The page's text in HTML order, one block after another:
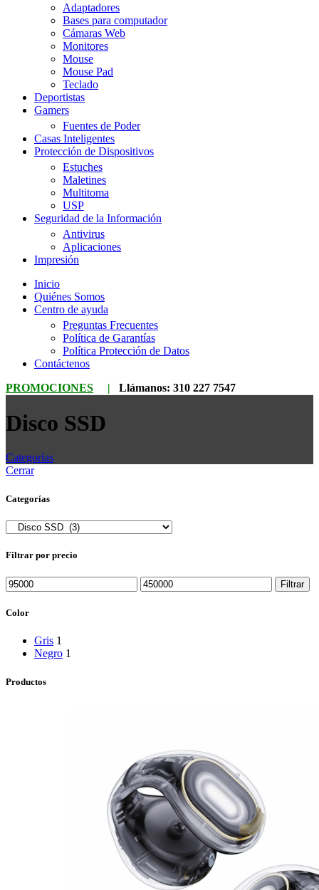
Adaptadores
Bases para computador
Cámaras Web
Monitores
Mouse
Mouse Pad
Teclado
Deportistas
Gamers
Fuentes de Poder
Casas Inteligentes
Protección de Dispositivos
Estuches
Maletines
Multitoma
USP
Seguridad de la Información
Antivirus
Aplicaciones
Impresión
Inicio
Quiénes Somos
Centro de ayuda
Preguntas Frecuentes
Política de Garantías
Política Protección de Datos
Contáctenos
PROMOCIONES | Llámanos: 310 227 7547
Disco SSD
Categorías
Cerrar
Categorías
Filtrar por precio
Precio
mínimo
Precio
máximo
Filtrar
Color
Gris 1
Negro 1
Productos